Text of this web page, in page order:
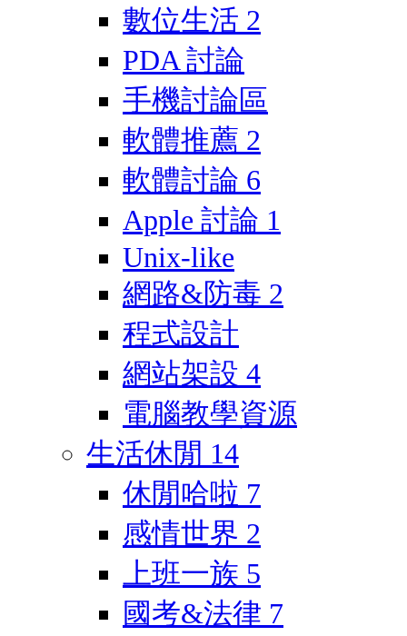
數位生活 2
PDA 討論
手機討論區
軟體推薦 2
軟體討論 6
Apple 討論 1
Unix-like
網路&防毒 2
程式設計
網站架設 4
電腦教學資源
生活休閒 14
休閒哈啦 7
感情世界 2
上班一族 5
國考&法律 7